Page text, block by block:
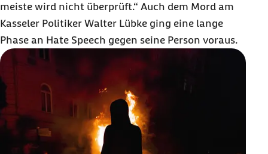
meiste wird nicht überprüft.“ Auch dem Mord am
Kasseler Politiker Walter Lübke ging eine lange
Phase an Hate Speech gegen seine Person voraus.